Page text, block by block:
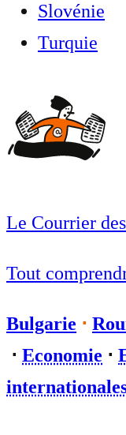
Slovénie
Turquie
Le Courrier
Tout
Bulgarie ⋅
⋅ Economie ⋅